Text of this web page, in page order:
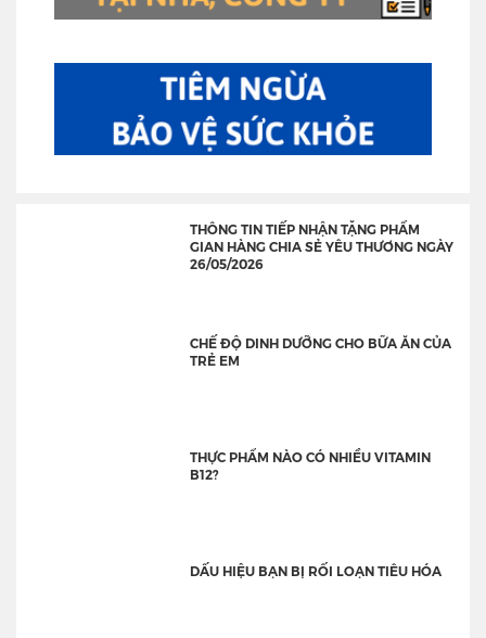
THÔNG TIN TIẾP NHẬN TẶNG PHẨM
GIAN HÀNG CHIA SẺ YÊU THƯƠNG NGÀY
26/05/2026
CHẾ ĐỘ DINH DƯỠNG CHO BỮA ĂN CỦA
TRẺ EM
THỰC PHẨM NÀO CÓ NHIỀU VITAMIN
B12?
DẤU HIỆU BẠN BỊ RỐI LOẠN TIÊU HÓA